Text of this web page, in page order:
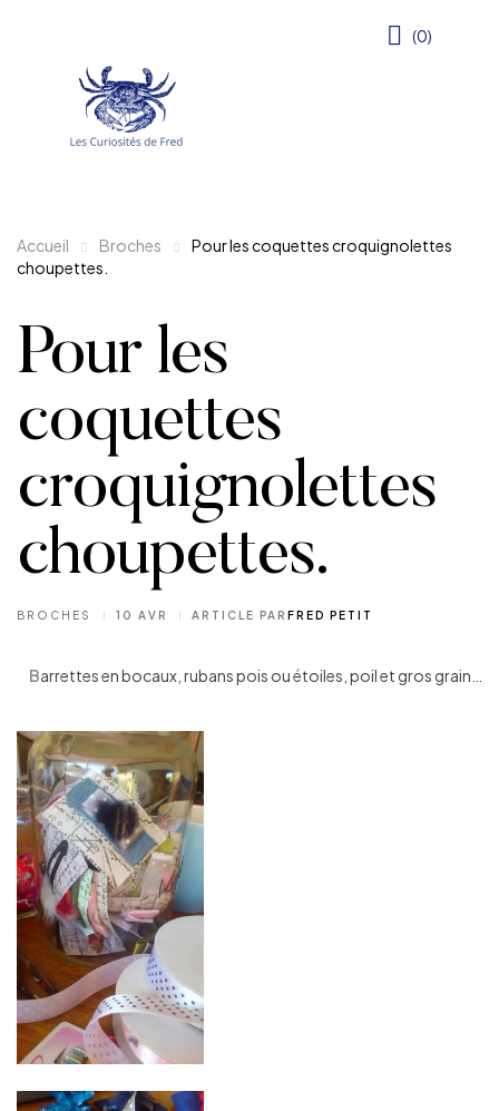
(0)
Accueil Broches
Pour les coquettes croquignolettes
choupettes.
Pour les
coquettes
croquignolettes
choupettes.
BROCHES 10 AVR ARTICLE PAR FRED PETIT
Barrettes en bocaux, rubans pois ou étoiles, poil et gros grain…